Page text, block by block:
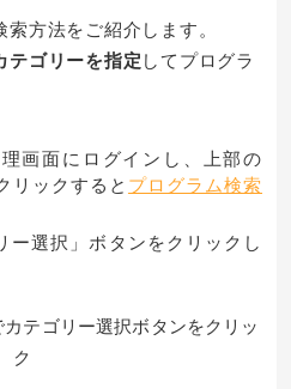
方法をご紹介します。
テゴリーを指定してプログラ
画面にログインし、上部の
リックすると プログラム検索
ー選択」ボタンをクリックし